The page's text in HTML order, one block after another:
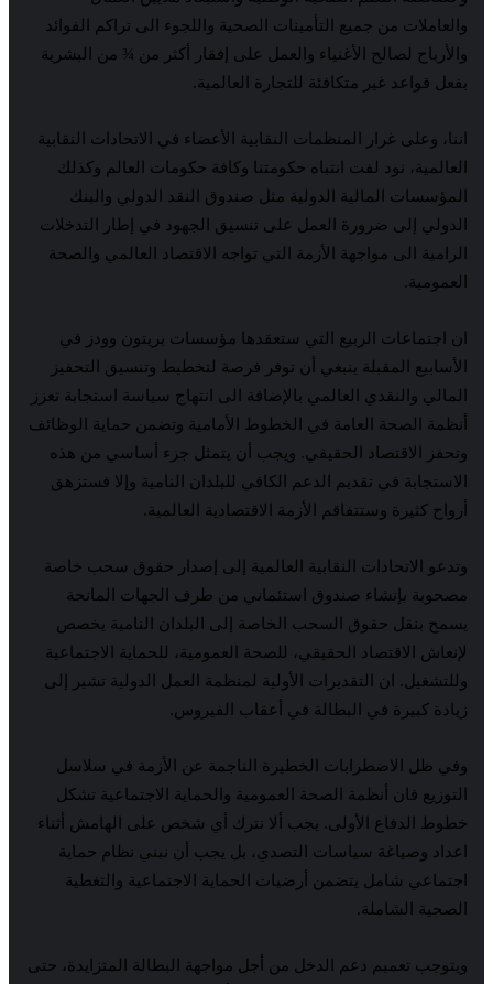
والعاملات من جميع التأمينات الصحية واللجوء الى تراكم الفوائد
والأرباح لصالح الأغنياء والعمل على إفقار أكثر من ¾ من البشرية
بفعل قواعد غير متكافئة للتجارة العالمية.
اننا، وعلى غرار المنظمات النقابية الأعضاء في الاتحادات النقابية
العالمية، نود لفت انتباه حكومتنا وكافة حكومات العالم وكذلك
المؤسسات المالية الدولية مثل صندوق النقد الدولي والبنك
الدولي إلى ضرورة العمل على تنسيق الجهود في إطار التدخلات
الرامية الى مواجهة الأزمة التي تواجه الاقتصاد العالمي والصحة
العمومية.
ان اجتماعات الربيع التي ستعقدها مؤسسات بريتون وودز في
الأسابيع المقبلة ينبغي أن توفر فرصة لتخطيط وتنسيق التحفيز
المالي والنقدي العالمي بالإضافة الى انتهاج سياسة استجابة تعزز
أنظمة الصحة العامة في الخطوط الأمامية وتضمن حماية الوظائف
وتحفز الاقتصاد الحقيقي. ويجب أن يتمثل جزء أساسي من هذه
الاستجابة في تقديم الدعم الكافي للبلدان النامية وإلا فستزهق
أرواح كثيرة وستتفاقم الأزمة الاقتصادية العالمية.
وتدعو الاتحادات النقابية العالمية إلى إصدار حقوق سحب خاصة
مصحوبة بإنشاء صندوق استئماني من طرف الجهات المانحة
يسمح بنقل حقوق السحب الخاصة إلى البلدان النامية يخصص
لإنعاش الاقتصاد الحقيقي، للصحة العمومية، للحماية الاجتماعية
وللتشغيل. ان التقديرات الأولية لمنظمة العمل الدولية تشير إلى
زيادة كبيرة في البطالة في أعقاب الفيروس.
وفي ظل الاضطرابات الخطيرة الناجمة عن الأزمة في سلاسل
التوزيع فان أنظمة الصحة العمومية والحماية الاجتماعية تشكل
خطوط الدفاع الأولى. يجب ألا نترك أي شخص على الهامش أثناء
اعداد وصياغة سياسات التصدي، بل يجب أن نبني نظام حماية
اجتماعي شامل يتضمن أرضيات الحماية الاجتماعية والتغطية
الصحية الشاملة.
ويتوجب تعميم دعم الدخل من أجل مواجهة البطالة المتزايدة، حتى